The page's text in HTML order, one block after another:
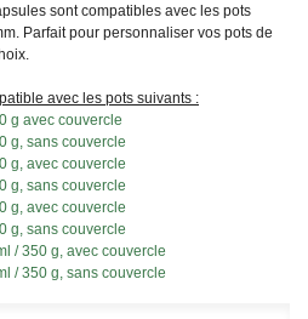
sont compatibles avec les pots
Parfait pour personnaliser vos pots de
avec les pots suivants :
g avec couvercle
g, sans couvercle
g, avec couvercle
g, sans couvercle
g, avec couvercle
g, sans couvercle
/ 350 g, avec couvercle
/ 350 g, sans couvercle